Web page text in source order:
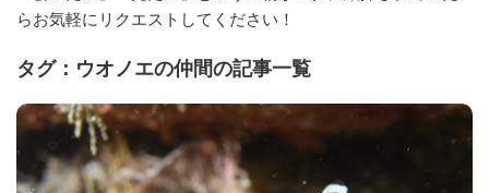
らお気軽にリクエストしてください！
タグ：ウオノエの仲間の記事一覧